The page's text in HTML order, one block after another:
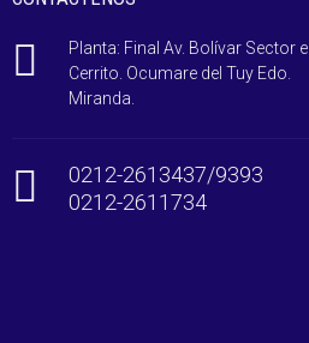
Planta: Final Av. Bolívar Sector el
Cerrito. Ocumare del Tuy Edo.
Miranda.
0212-2613437/9393
0212-2611734